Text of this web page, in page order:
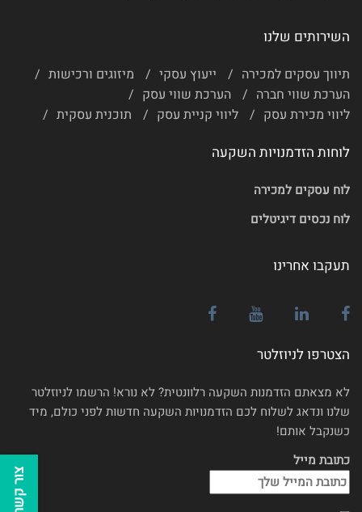
השירותים שלנו
תיווך עסקים למכירה ייעוץ עסקי
מיזוגים ורכישות
הערכת שווי חברה
הערכת שווי עסק
ליווי מכירת עסק
ליווי קניית עסק תוכנית עסקית
לוחות הזדמנויות השקעה
לוח עסקים למכירה
לוח נכסים דיגיטלים
תעקבו אחרינו
הצטרפו לניוזלטר
לא מצאתם הזדמנות השקעה רלוונטית? לא נורא! הרשמו לניוזלטר
שלנו ונדאג לשלוח לכם הזדמנויות השקעה חדשות לפני כולם, מיד
כשנקבל אותם!
כתובת מייל
צור קשר